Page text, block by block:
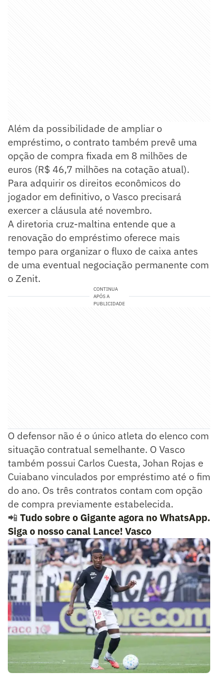
Além da possibilidade de ampliar o
empréstimo, o contrato também prevê uma
opção de compra fixada em 8 milhões de
euros (R$ 46,7 milhões na cotação atual).
Para adquirir os direitos econômicos do
jogador em definitivo, o Vasco precisará
exercer a cláusula até novembro.
A diretoria cruz-maltina entende que a
renovação do empréstimo oferece mais
tempo para organizar o fluxo de caixa antes
de uma eventual negociação permanente com
o Zenit.
CONTINUA
APÓS A
PUBLICIDADE
O defensor não é o único atleta do elenco com
situação contratual semelhante. O Vasco
também possui Carlos Cuesta, Johan Rojas e
Cuiabano vinculados por empréstimo até o fim
do ano. Os três contratos contam com opção
de compra previamente estabelecida.
📲 Tudo sobre o Gigante agora no WhatsApp.
Siga o nosso canal Lance! Vasco